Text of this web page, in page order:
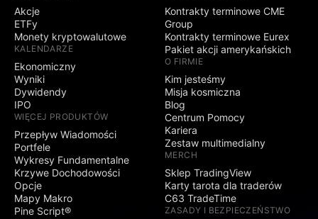
Akcje
ETFy
Monety kryptowalutowe
KALENDARZE
Ekonomiczny
Wyniki
Dywidendy
IPO
WIĘCEJ PRODUKTÓW
Przepływ Wiadomości
Portfele
Wykresy Fundamentalne
Krzywe Dochodowości
Opcje
Mapy Makro
Pine Script®
Kontrakty terminowe CME
Group
Kontrakty terminowe Eurex
Pakiet akcji amerykańskich
O FIRMIE
Kim jesteśmy
Misja kosmiczna
Blog
Centrum Pomocy
Kariera
Zestaw multimedialny
MERCH
Sklep TradingView
Karty tarota dla traderów
C63 TradeTime
ZASADY I BEZPIECZEŃSTWO